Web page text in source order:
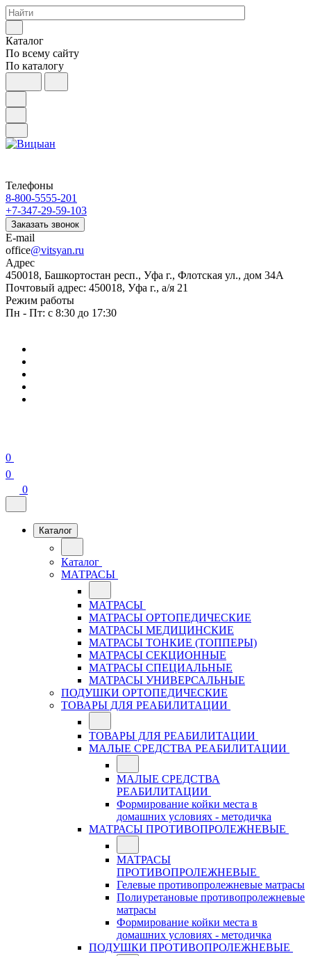
Каталог
По всему сайту
По каталогу
Телефоны
8-800-5555-201
+7-347-29-59-103
Заказать звонок
E-mail
office@vitsyan.ru
Адрес
450018, Башкортостан респ., Уфа г., Флотская ул., дом 34А
Почтовый адрес: 450018, Уфа г., а/я 21
Режим работы
Пн - Пт: с 8:30 до 17:30
0
0
0
Каталог
Каталог
МАТРАСЫ
МАТРАСЫ
МАТРАСЫ ОРТОПЕДИЧЕСКИЕ
МАТРАСЫ МЕДИЦИНСКИЕ
МАТРАСЫ ТОНКИЕ (ТОППЕРЫ)
МАТРАСЫ СЕКЦИОННЫЕ
МАТРАСЫ СПЕЦИАЛЬНЫЕ
МАТРАСЫ УНИВЕРСАЛЬНЫЕ
ПОДУШКИ ОРТОПЕДИЧЕСКИЕ
ТОВАРЫ ДЛЯ РЕАБИЛИТАЦИИ
ТОВАРЫ ДЛЯ РЕАБИЛИТАЦИИ
МАЛЫЕ СРЕДСТВА РЕАБИЛИТАЦИИ
МАЛЫЕ СРЕДСТВА
РЕАБИЛИТАЦИИ
Формирование койки места в
домашних условиях - методичка
МАТРАСЫ ПРОТИВОПРОЛЕЖНЕВЫЕ
МАТРАСЫ
ПРОТИВОПРОЛЕЖНЕВЫЕ
Гелевые противопролежневые матрасы
Полиуретановые противопролежневые
матрасы
Формирование койки места в
домашних условиях - методичка
ПОДУШКИ ПРОТИВОПРОЛЕЖНЕВЫЕ